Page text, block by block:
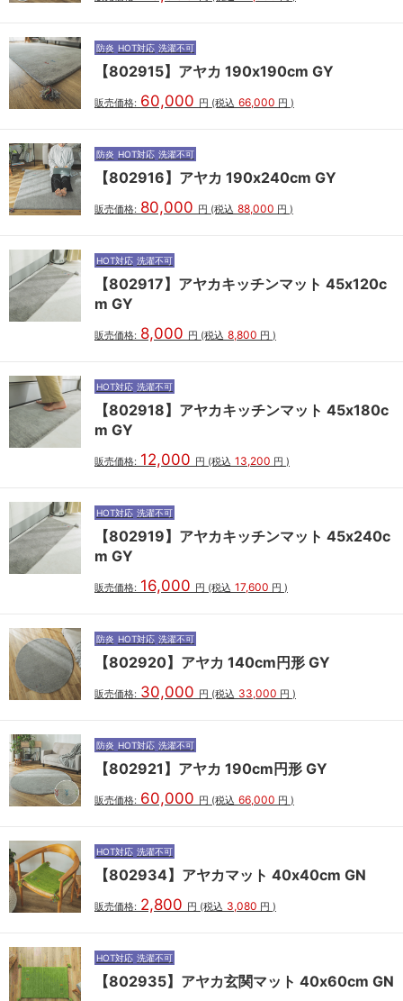
防炎 HOT対応 洗濯不可
【802915】アヤカ 190x190cm GY
販売価格: 60,000 円 (税込 66,000 円 )
防炎 HOT対応 洗濯不可
【802916】アヤカ 190x240cm GY
販売価格: 80,000 円 (税込 88,000 円 )
HOT対応 洗濯不可
【802917】アヤカキッチンマット 45x120c
m GY
販売価格: 8,000 円 (税込 8,800 円 )
HOT対応 洗濯不可
【802918】アヤカキッチンマット 45x180c
m GY
販売価格: 12,000 円 (税込 13,200 円 )
HOT対応 洗濯不可
【802919】アヤカキッチンマット 45x240c
m GY
販売価格: 16,000 円 (税込 17,600 円 )
防炎 HOT対応 洗濯不可
【802920】アヤカ 140cm円形 GY
販売価格: 30,000 円 (税込 33,000 円 )
防炎 HOT対応 洗濯不可
【802921】アヤカ 190cm円形 GY
販売価格: 60,000 円 (税込 66,000 円 )
HOT対応 洗濯不可
【802934】アヤカマット 40x40cm GN
販売価格: 2,800 円 (税込 3,080 円 )
HOT対応 洗濯不可
【802935】アヤカ玄関マット 40x60cm GN